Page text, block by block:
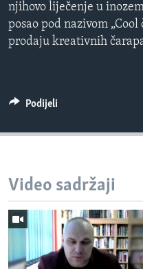
njihovo liječenje u
posao pod nazivom
prodaju kreativnih
Podijeli
Video sadržaji